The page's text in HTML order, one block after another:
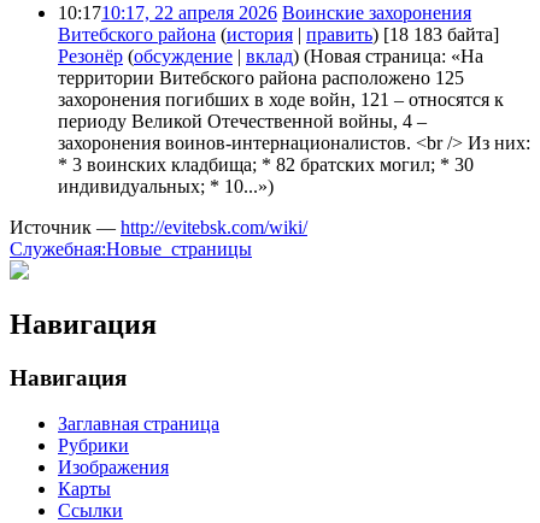
10:1710:17, 22 апреля 2026 Воинские захоронения
Витебского района (история | править) [18 183 байта]
Резонёр (обсуждение | вклад) (Новая страница: «На
территории Витебского района расположено 125
захоронения погибших в ходе войн, 121 – относятся к
периоду Великой Отечественной войны, 4 –
захоронения воинов-интернационалистов. <br /> Из них:
* 3 воинских кладбища; * 82 братских могил; * 30
индивидуальных; * 10...»)
Источник — http://evitebsk.com/wiki/
Служебная:Новые_страницы
Навигация
Навигация
Заглавная страница
Рубрики
Изображения
Карты
Ссылки